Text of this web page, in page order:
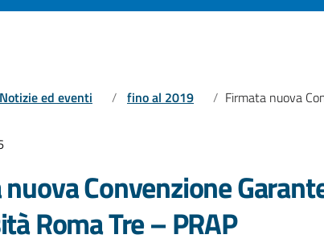
Notizie ed eventi fino al 2019 Firmata nuova Convenzione Garante – Università
Convenzione
Roma Tre – PRAP